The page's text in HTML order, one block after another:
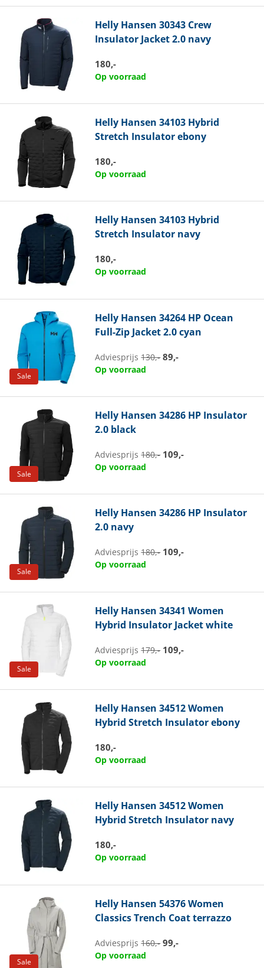
Helly Hansen 30343 Crew
Insulator Jacket 2.0 navy
180,-
Op voorraad
Helly Hansen 34103 Hybrid
Stretch Insulator ebony
180,-
Op voorraad
Helly Hansen 34103 Hybrid
Stretch Insulator navy
180,-
Op voorraad
Sale
Helly Hansen 34264 HP Ocean
Full-Zip Jacket 2.0 cyan
Adviesprijs130,- 89,-
Op voorraad
Sale
Helly Hansen 34286 HP Insulator
2.0 black
Adviesprijs180,- 109,-
Op voorraad
Sale
Helly Hansen 34286 HP Insulator
2.0 navy
Adviesprijs180,- 109,-
Op voorraad
Sale
Helly Hansen 34341 Women
Hybrid Insulator Jacket white
Adviesprijs179,- 109,-
Op voorraad
Helly Hansen 34512 Women
Hybrid Stretch Insulator ebony
180,-
Op voorraad
Helly Hansen 34512 Women
Hybrid Stretch Insulator navy
180,-
Op voorraad
Sale
Helly Hansen 54376 Women
Classics Trench Coat terrazzo
Adviesprijs160,- 99,-
Op voorraad